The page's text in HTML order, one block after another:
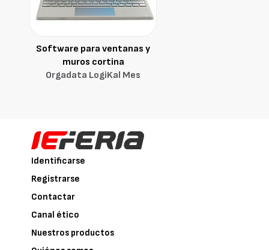
Software para ventanas y
muros cortina
Orgadata LogiKal Mes
Identificarse
Registrarse
Contactar
Canal ético
Nuestros productos